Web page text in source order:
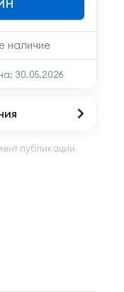
наличие
30.05.2026
публикации